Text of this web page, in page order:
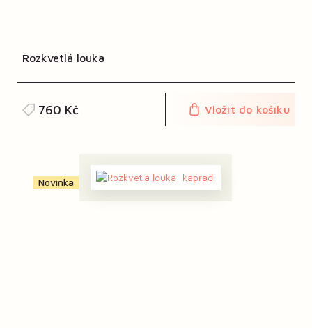
Rozkvetlá louka
760 Kč Vložit do košíku
Novinka